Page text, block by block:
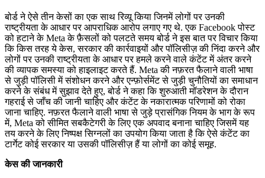
बोर्ड ने ऐसे तीन केसों का एक साथ रिव्यू किया जिनमें लोगों पर उनकी
राष्ट्रीयता के आधार पर आपराधिक आरोप लगाए गए थे. एक Facebook पोस्ट
को हटाने के Meta के फ़ैसलों को पलटते समय बोर्ड ने इस बात पर विचार किया
कि किस तरह ये केस, सरकार की कार्रवाइयों और पॉलिसीज़ की निंदा करने और
लोगों पर उनकी राष्ट्रीयता के आधार पर हमले करने वाले कंटेंट में अंतर करने
की व्यापक समस्या को हाइलाइट करते हैं. Meta की नफ़रत फैलाने वाली भाषा
से जुड़ी पॉलिसी में संशोधन करने और एन्फ़ोर्समेंट से जुड़ी चुनौतियों का समाधान
करने के संबंध में सुझाव देते हुए, बोर्ड ने कहा कि शुरुआती मॉडरेशन के दौरान
गहराई से जाँच की जानी चाहिए और कंटेंट के नकारात्मक परिणामों को रोका
जाना चाहिए. नफ़रत फैलाने वाली भाषा से जुड़े प्रासंगिक नियम के भाग के रूप
में, Meta को सीमित सबकैटेगरी के लिए एक अपवाद बनाना चाहिए जिसमें यह
तय करने के लिए निष्पक्ष सिग्नलों का उपयोग किया जाता है कि ऐसे कंटेंट का
टार्गेट कोई सरकार या उसकी पॉलिसीज़ हैं या लोगों का कोई समूह.
केस की जानकारी